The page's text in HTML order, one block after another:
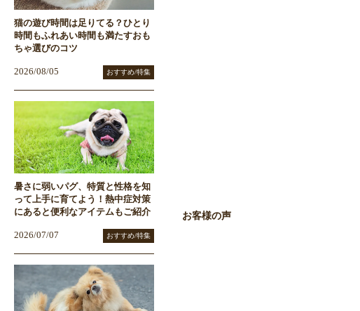
お客様の声
猫の遊び時間は足りてる？ひとり
時間もふれあい時間も満たすおも
ちゃ選びのコツ
2026/08/05 おすすめ/特集
暑さに弱いパグ、特質と性格を知
って上手に育てよう！熱中症対策
にあると便利なアイテムもご紹介
2026/07/07 おすすめ/特集